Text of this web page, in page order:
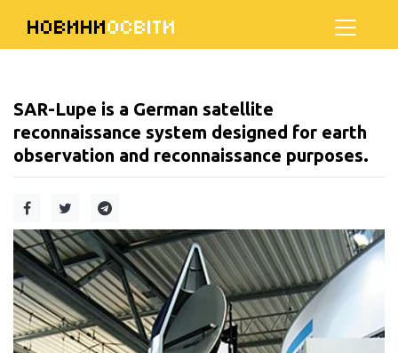
НОВИНИОСВІТИ
SAR-Lupe is a German satellite
reconnaissance system designed for earth
observation and reconnaissance purposes.